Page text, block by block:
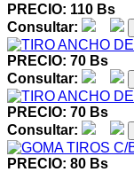
PRECIO: 110 Bs
Consultar:
PRECIO: 70 Bs
Consultar:
PRECIO: 70 Bs
Consultar:
PRECIO: 80 Bs